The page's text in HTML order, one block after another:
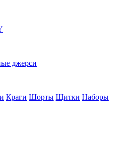
джерси
Краги Шорты Щитки Наборы